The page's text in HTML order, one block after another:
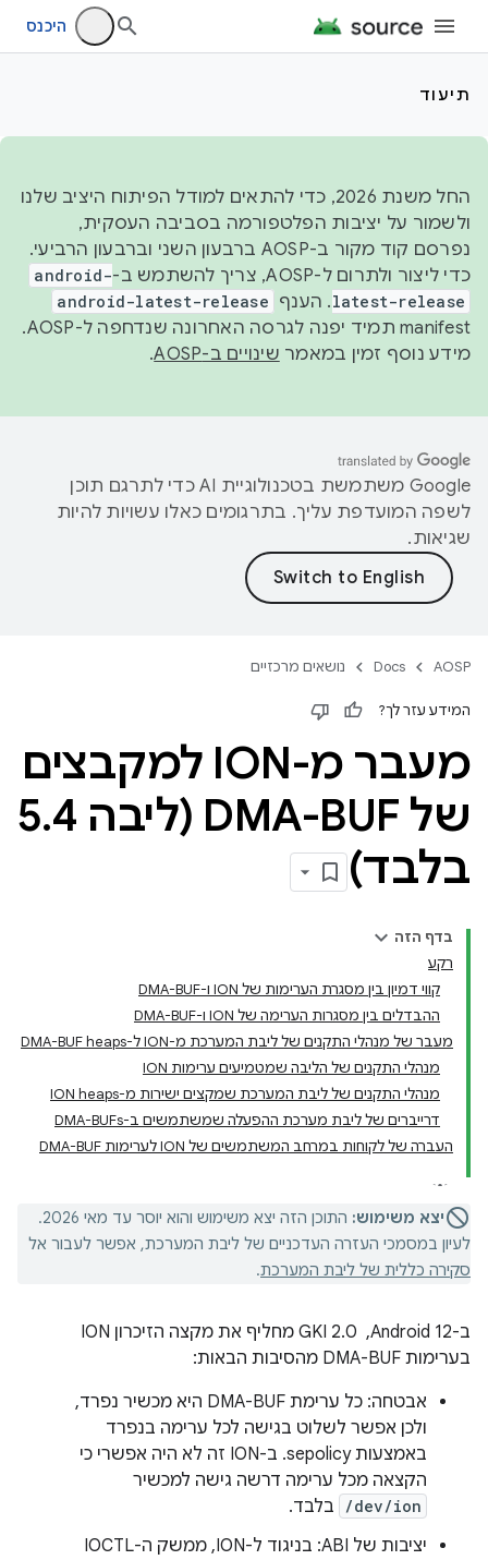
היכנס
תיעוד
החל משנת 2026, כדי להתאים למודל הפיתוח היציב שלנו
ולשמור על יציבות הפלטפורמה בסביבה העסקית,
נפרסם קוד מקור ב-AOSP ברבעון השני וברבעון הרביעי.
כדי ליצור ולתרום ל-AOSP, צריך להשתמש ב-
android-
latest-release. הענף android-latest-release
manifest תמיד יפנה לגרסה האחרונה שנדחפה ל-AOSP.
מידע נוסף זמין במאמר שינויים ב-AOSP .
‫Google משתמשת בטכנולוגיית AI כדי לתרגם תוכן
לשפה המועדפת עליך. בתרגומים כאלו עשויות להיות
שגיאות.
AOSP
Docs נושאים מרכזיים
המידע עזר לך?
מעבר מ-ION למקבצים
של DMA-BUF (ליבה 5
.4
בלבד)
בדף הזה
רקע
קווי דמיון בין מסגרת הערימות של ION ו-DMA-BUF
ההבדלים בין מסגרות הערימה של ION ו-DMA-BUF
מעבר של מנהלי התקנים של ליבת המערכת מ-ION ל-DMA-BUF heaps
מנהלי התקנים של הליבה שמטמיעים ערימות ION
מנהלי התקנים של ליבת המערכת שמקצים ישירות מ-ION heaps
דרייברים של ליבת מערכת ההפעלה שמשתמשים ב-DMA-BUFs
העברה של לקוחות במרחב המשתמשים של ION לערימות DMA-BUF
יצא משימוש:
התוכן הזה יצא משימוש והוא יוסר עד מאי 2026.
לעיון במסמכי העזרה העדכניים של ליבת המערכת, אפשר לעבור אל
סקירה כללית של ליבת המערכת.
ב-Android 12, ‏ GKI 2.0 מחליף את מקצה הזיכרון ION
בערימות DMA-BUF מהסיבות הבאות:
אבטחה: כל ערימת DMA-BUF היא מכשיר נפרד,
ולכן אפשר לשלוט בגישה לכל ערימה בנפרד
באמצעות sepolicy. ב-ION זה לא היה אפשרי כי
הקצאה מכל ערימה דרשה גישה למכשיר
/dev/ion
בלבד.
יציבות של ABI: בניגוד ל-ION, ממשק ה-IOCTL